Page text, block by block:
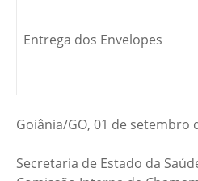
Entrega dos Envelopes
Goiânia/GO, 01 de setembro
Secretaria de Estado da